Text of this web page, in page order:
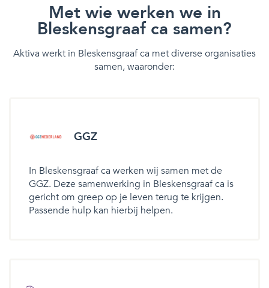
Met wie werken we in
Bleskensgraaf ca samen?
Aktiva werkt in Bleskensgraaf ca met diverse organisaties
samen, waaronder:
GGZ
In Bleskensgraaf ca werken wij samen met de
GGZ. Deze samenwerking in Bleskensgraaf ca is
gericht om greep op je leven terug te krijgen.
Passende hulp kan hierbij helpen.